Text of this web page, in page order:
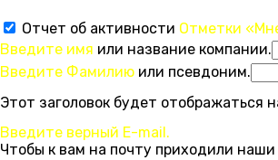
Отчет об активности Отметки
Введите имя или название компании.
Введите Фамилию или псевдоним.
Этот заголовок будет отображаться
Введите верный E-mail.
Чтобы к вам на почту приходили